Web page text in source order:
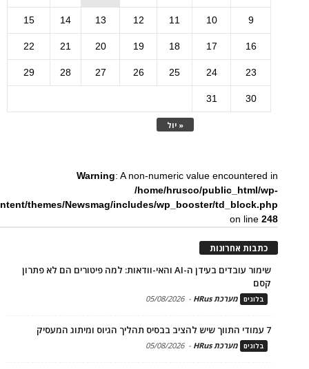
« יול
9
10
11
12
13
14
15
16
17
18
19
20
21
22
23
24
25
26
27
28
29
30
31
Warning: A non-numeric value encountered in
/home/hrusco/public_html/wp-
themes/Newsmag/includes/wp_booster/td_block.php
on line248
כתבות אחרונות
שימור עובדים בעידן ה-AI והאי-וודאות: למה פיטורים הם לא פתרון
קסם
בלוגים מערכת HRus -
05/08/2026
7 עמודי התווך שיש להציב בבסיס תהליך הגיוס ומיתוג המעסיק
בלוגים מערכת HRus -
05/08/2026